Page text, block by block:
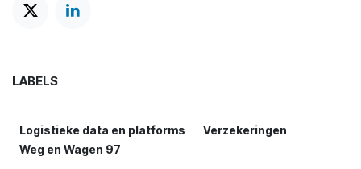
LABELS
Logistieke data en platforms
Verzekeringen
Weg en Wagen 97